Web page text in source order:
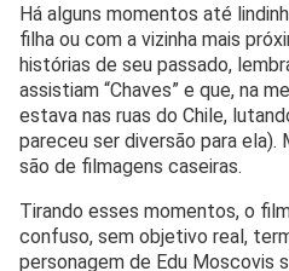
Há alguns momentos até
filha ou com a vizinha mais
histórias de seu passado,
assistiam “Chaves” e que, na
estava nas ruas do Chile,
pareceu ser diversão para
são de filmagens caseiras.
Tirando esses momentos, o
confuso, sem objetivo real,
personagem de Edu Moscovis